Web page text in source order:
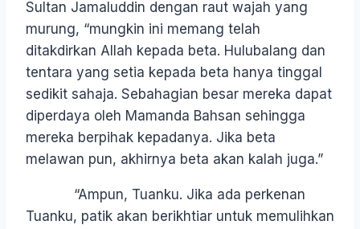
Sultan Jamaluddin dengan raut wajah yang
murung, “mungkin ini memang telah
ditakdirkan Allah kepada beta. Hulubalang dan
tentara yang setia kepada beta hanya tinggal
sedikit sahaja. Sebahagian besar mereka dapat
diperdaya oleh Mamanda Bahsan sehingga
mereka berpihak kepadanya. Jika beta
melawan pun, akhirnya beta akan kalah juga.”
“Ampun, Tuanku. Jika ada perkenan
Tuanku, patik akan berikhtiar untuk memulihkan